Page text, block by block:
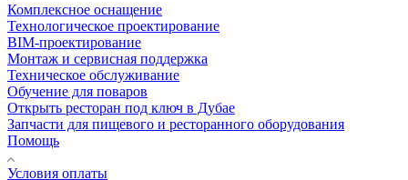
Комплексное оснащение
Технологическое проектирование
BIM-проектирование
Монтаж и сервисная поддержка
Техническое обслуживание
Обучение для поваров
Открыть ресторан под ключ в Дубае
Запчасти для пищевого и ресторанного оборудования
Помощь
Условия оплаты